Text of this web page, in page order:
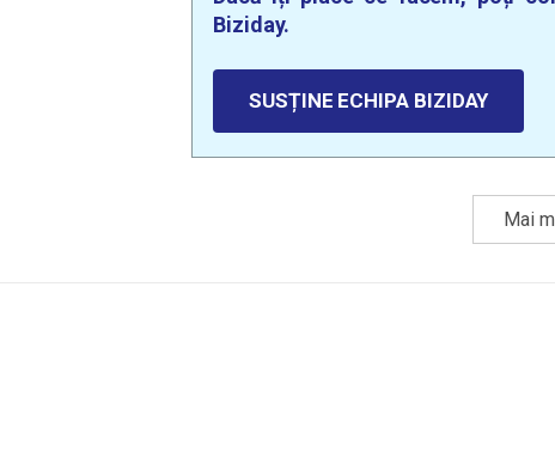
Biziday.
SUSȚINE ECHIPA BIZIDAY
Mai